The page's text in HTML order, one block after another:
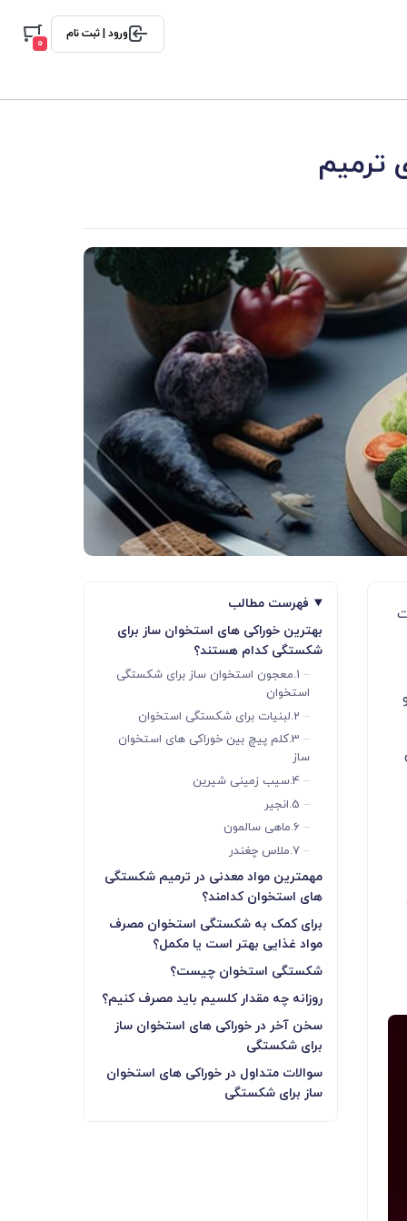
ورود | ثبت نام
0
فهرست مطالب
بهترین خوراکی های استخوان ساز برای
شکستگی کدام هستند؟
1.معجون استخوان ساز برای شکستگی
استخوان
2.لبنیات برای شکستگی استخوان
3.کلم پیچ بین خوراکی های استخوان
ساز
4.سیب زمینی شیرین
5.انجیر
6.ماهی سالمون
7.ملاس چغندر
مهمترین مواد معدنی در ترمیم شکستگی
های استخوان کدامند؟
برای کمک به شکستگی استخوان مصرف
مواد غذایی بهتر است یا مکمل؟
شکستگی استخوان چیست؟
روزانه چه مقدار کلسیم باید مصرف کنیم؟
سخن آخر در خوراکی های استخوان ساز
برای شکستگی
سوالات متداول در خوراکی های استخوان
ساز برای شکستگی